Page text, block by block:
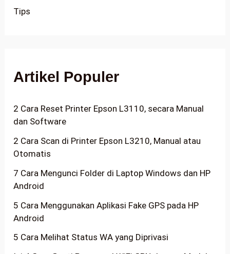
Tips
Artikel Populer
2 Cara Reset Printer Epson L3110, secara Manual
dan Software
2 Cara Scan di Printer Epson L3210, Manual atau
Otomatis
7 Cara Mengunci Folder di Laptop Windows dan HP
Android
5 Cara Menggunakan Aplikasi Fake GPS pada HP
Android
5 Cara Melihat Status WA yang Diprivasi